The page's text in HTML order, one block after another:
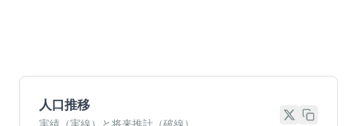
人口推移